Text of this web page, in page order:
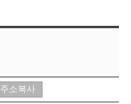
주소복사